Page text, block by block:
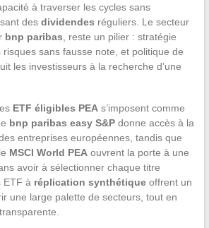
à traverser les cycles sans
des dividendes réguliers. Le secteur
bnp paribas , reste un pilier : stratégie
sans fausse note, et politique de
les investisseurs à la recherche d’une
ETF éligibles PEAs’imposent comme
bnp paribas easy S&Pdonne accès à la
entreprises européennes, tandis que
MSCI World PEAouvrent la porte à une
avoir à sélectionner chaque titre
ETF à réplication synthétiqueoffrent un
une large palette de secteurs, tout en